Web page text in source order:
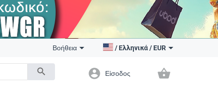
search
Βοήθεια / Ελληνικά/ EUR
account_circle Είσοδος shopping_basket